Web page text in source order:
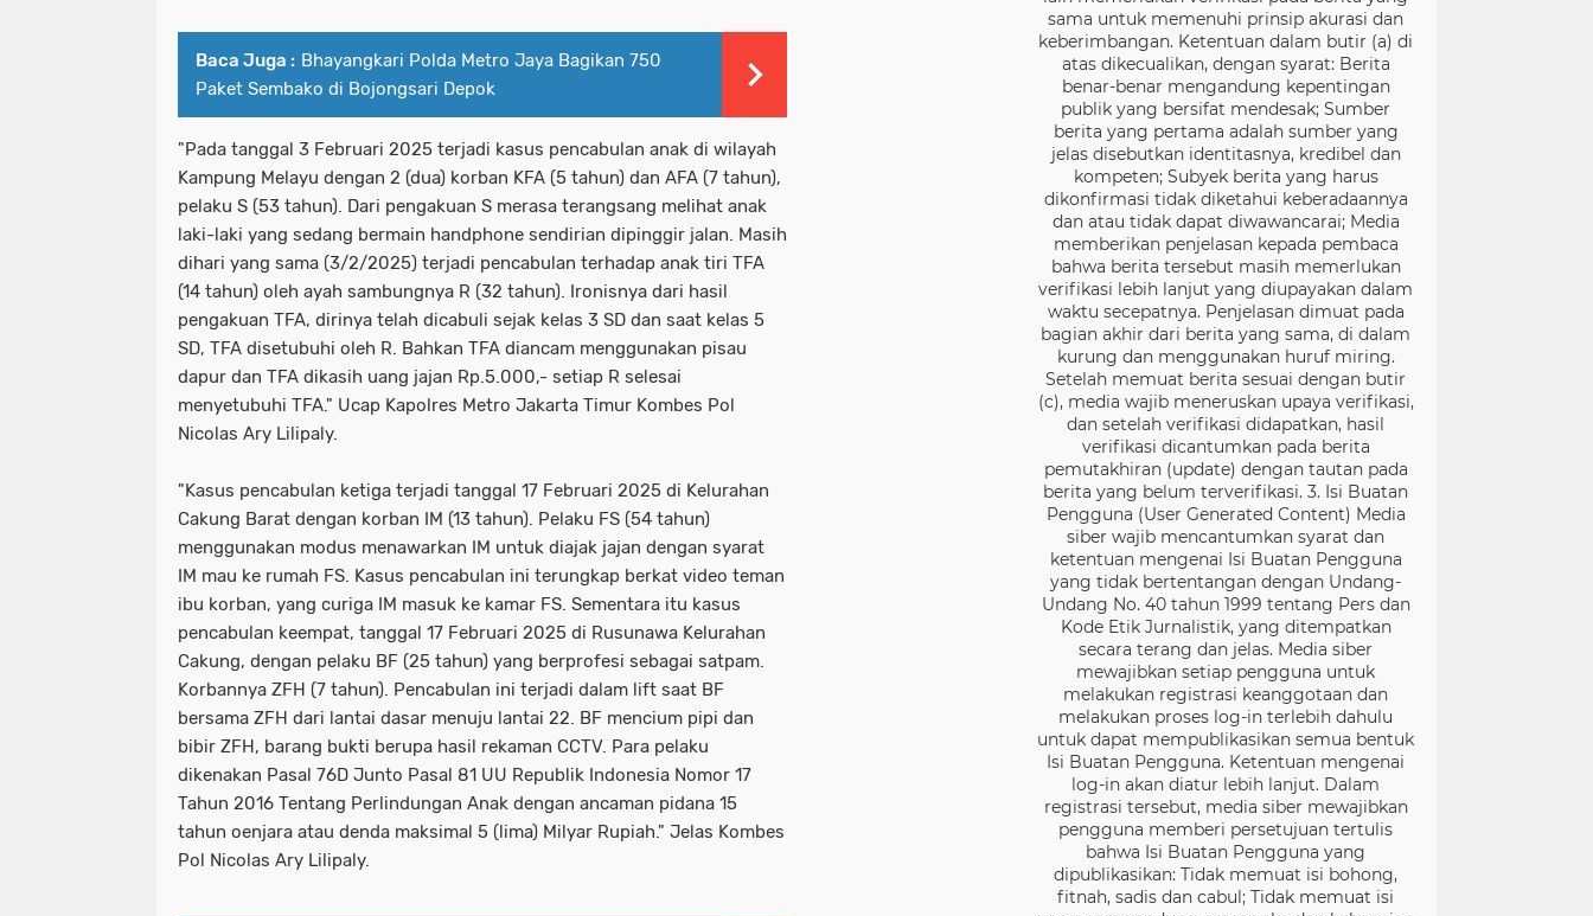
Baca Juga : Bhayangkari Polda Metro Jaya Bagikan 750
Paket Sembako di Bojongsari Depok
"Pada tanggal 3 Februari 2025 terjadi kasus pencabulan anak di wilayah
Kampung Melayu dengan 2 (dua) korban KFA (5 tahun) dan AFA (7 tahun),
pelaku S (53 tahun). Dari pengakuan S merasa terangsang melihat anak
laki-laki yang sedang bermain handphone sendirian dipinggir jalan. Masih
dihari yang sama (3/2/2025) terjadi pencabulan terhadap anak tiri TFA
(14 tahun) oleh ayah sambungnya R (32 tahun). Ironisnya dari hasil
pengakuan TFA, dirinya telah dicabuli sejak kelas 3 SD dan saat kelas 5
SD, TFA disetubuhi oleh R. Bahkan TFA diancam menggunakan pisau
dapur dan TFA dikasih uang jajan Rp.5.000,- setiap R selesai
menyetubuhi TFA." Ucap Kapolres Metro Jakarta Timur Kombes Pol
Nicolas Ary Lilipaly.
"Kasus pencabulan ketiga terjadi tanggal 17 Februari 2025 di Kelurahan
Cakung Barat dengan korban IM (13 tahun). Pelaku FS (54 tahun)
menggunakan modus menawarkan IM untuk diajak jajan dengan syarat
IM mau ke rumah FS. Kasus pencabulan ini terungkap berkat video teman
ibu korban, yang curiga IM masuk ke kamar FS. Sementara itu kasus
pencabulan keempat, tanggal 17 Februari 2025 di Rusunawa Kelurahan
Cakung, dengan pelaku BF (25 tahun) yang berprofesi sebagai satpam.
Korbannya ZFH (7 tahun). Pencabulan ini terjadi dalam lift saat BF
bersama ZFH dari lantai dasar menuju lantai 22. BF mencium pipi dan
bibir ZFH, barang bukti berupa hasil rekaman CCTV. Para pelaku
dikenakan Pasal 76D Junto Pasal 81 UU Republik Indonesia Nomor 17
Tahun 2016 Tentang Perlindungan Anak dengan ancaman pidana 15
tahun oenjara atau denda maksimal 5 (lima) Milyar Rupiah." Jelas Kombes
Pol Nicolas Ary Lilipaly.
sama untuk memenuhi prinsip akurasi dan
keberimbangan. Ketentuan dalam butir (a) di
atas dikecualikan, dengan syarat: Berita
benar-benar mengandung kepentingan
publik yang bersifat mendesak; Sumber
berita yang pertama adalah sumber yang
jelas disebutkan identitasnya, kredibel dan
kompeten; Subyek berita yang harus
dikonfirmasi tidak diketahui keberadaannya
dan atau tidak dapat diwawancarai; Media
memberikan penjelasan kepada pembaca
bahwa berita tersebut masih memerlukan
verifikasi lebih lanjut yang diupayakan dalam
waktu secepatnya. Penjelasan dimuat pada
bagian akhir dari berita yang sama, di dalam
kurung dan menggunakan huruf miring.
Setelah memuat berita sesuai dengan butir
(c), media wajib meneruskan upaya verifikasi,
dan setelah verifikasi didapatkan, hasil
verifikasi dicantumkan pada berita
pemutakhiran (update) dengan tautan pada
berita yang belum terverifikasi. 3. Isi Buatan
Pengguna (User Generated Content) Media
siber wajib mencantumkan syarat dan
ketentuan mengenai Isi Buatan Pengguna
yang tidak bertentangan dengan Undang-
Undang No. 40 tahun 1999 tentang Pers dan
Kode Etik Jurnalistik, yang ditempatkan
secara terang dan jelas. Media siber
mewajibkan setiap pengguna untuk
melakukan registrasi keanggotaan dan
melakukan proses log-in terlebih dahulu
untuk dapat mempublikasikan semua bentuk
Isi Buatan Pengguna. Ketentuan mengenai
log-in akan diatur lebih lanjut. Dalam
registrasi tersebut, media siber mewajibkan
pengguna memberi persetujuan tertulis
bahwa Isi Buatan Pengguna yang
dipublikasikan: Tidak memuat isi bohong,
fitnah, sadis dan cabul; Tidak memuat isi